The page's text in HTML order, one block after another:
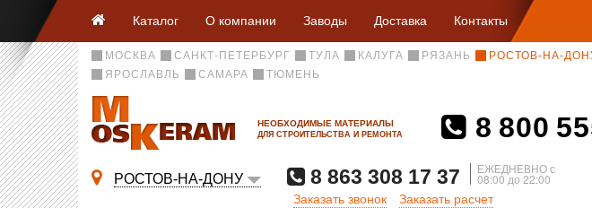
Каталог О компании Заводы Доставка Контакты
МОСКВА САНКТ-ПЕТЕРБУРГ ТУЛА КАЛУГА РЯЗАНЬ РОСТОВ-НА-
ЯРОСЛАВЛЬ
САМАРА ТЮМЕНЬ
НЕОБХОДИМЫЕ МАТЕРИАЛЫ
ДЛЯ СТРОИТЕЛЬСТВА И РЕМОНТА 8 800
РОСТОВ-НА-ДОНУ 8 863 308 17 37 ЕЖЕДНЕВНО с
08:00 до 22:00
Заказать звонок Заказать расчет